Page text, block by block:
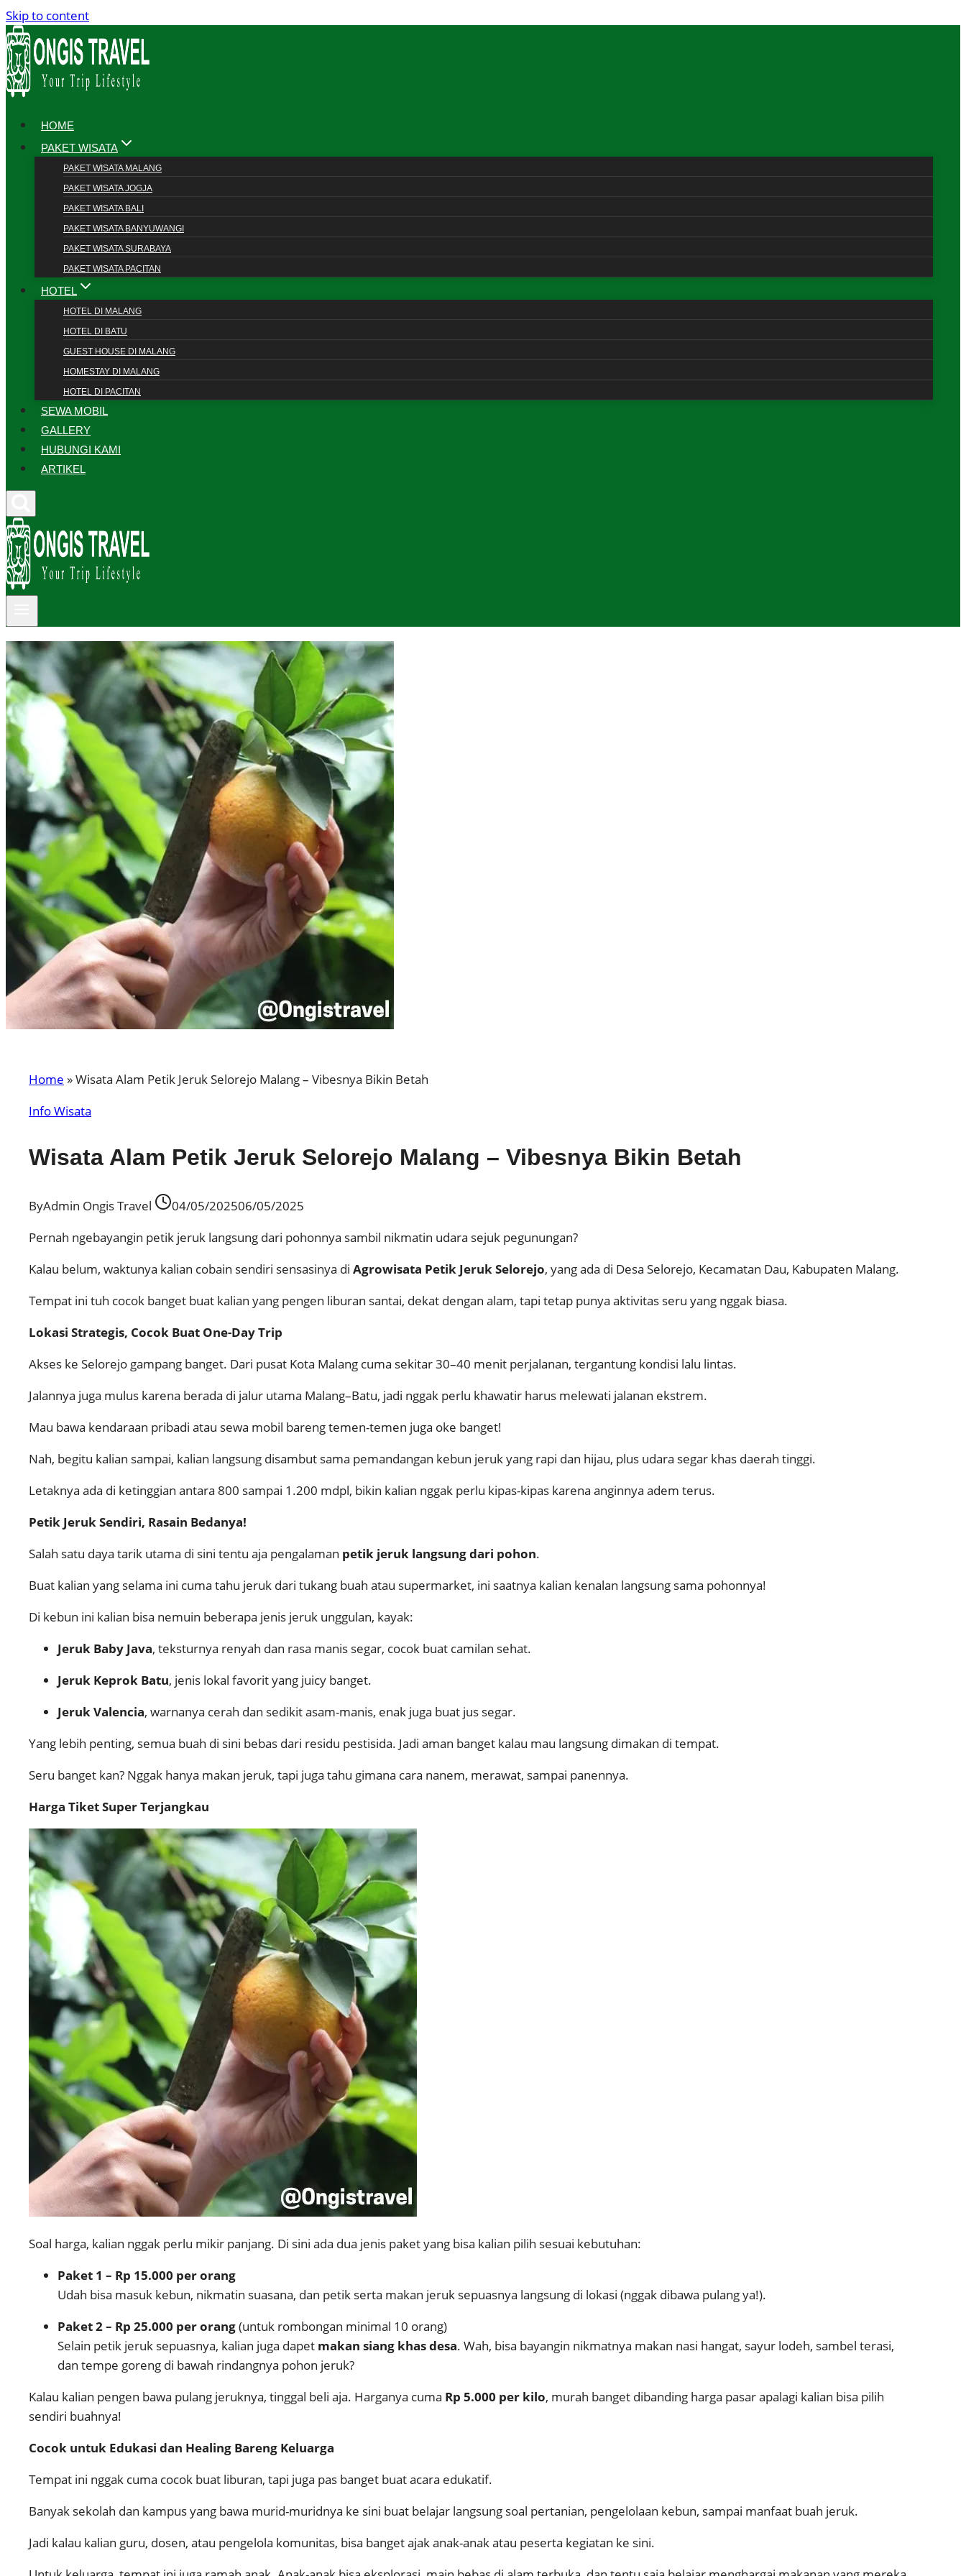
Skip to content
HOME
PAKET WISATA
PAKET WISATA MALANG
PAKET WISATA JOGJA
PAKET WISATA BALI
PAKET WISATA BANYUWANGI
PAKET WISATA SURABAYA
PAKET WISATA PACITAN
HOTEL
HOTEL DI MALANG
HOTEL DI BATU
GUEST HOUSE DI MALANG
HOMESTAY DI MALANG
HOTEL DI PACITAN
SEWA MOBIL
GALLERY
HUBUNGI KAMI
ARTIKEL
Home »Wisata Alam Petik Jeruk Selorejo Malang – Vibesnya Bikin Betah
Info Wisata
Wisata Alam Petik Jeruk Selorejo Malang – Vibesnya Bikin Betah
ByAdmin Ongis Travel 04/05/202506/05/2025
Pernah ngebayangin petik jeruk langsung dari pohonnya sambil nikmatin udara sejuk pegunungan?
Kalau belum, waktunya kalian cobain sendiri sensasinya di Agrowisata Petik Jeruk Selorejo, yang ada di Desa Selorejo, Kecamatan Dau, Kabupaten Malang.
Tempat ini tuh cocok banget buat kalian yang pengen liburan santai, dekat dengan alam, tapi tetap punya aktivitas seru yang nggak biasa.
Lokasi Strategis, Cocok Buat One-Day Trip
Akses ke Selorejo gampang banget. Dari pusat Kota Malang cuma sekitar 30–40 menit perjalanan, tergantung kondisi lalu lintas.
Jalannya juga mulus karena berada di jalur utama Malang–Batu, jadi nggak perlu khawatir harus melewati jalanan ekstrem.
Mau bawa kendaraan pribadi atau sewa mobil bareng temen-temen juga oke banget!
Nah, begitu kalian sampai, kalian langsung disambut sama pemandangan kebun jeruk yang rapi dan hijau, plus udara segar khas daerah tinggi.
Letaknya ada di ketinggian antara 800 sampai 1.200 mdpl, bikin kalian nggak perlu kipas-kipas karena anginnya adem terus.
Petik Jeruk Sendiri, Rasain Bedanya!
Salah satu daya tarik utama di sini tentu aja pengalaman petik jeruk langsung dari pohon.
Buat kalian yang selama ini cuma tahu jeruk dari tukang buah atau supermarket, ini saatnya kalian kenalan langsung sama pohonnya!
Di kebun ini kalian bisa nemuin beberapa jenis jeruk unggulan, kayak:
Jeruk Baby Java, teksturnya renyah dan rasa manis segar, cocok buat camilan sehat.
Jeruk Keprok Batu, jenis lokal favorit yang juicy banget.
Jeruk Valencia, warnanya cerah dan sedikit asam-manis, enak juga buat jus segar.
Yang lebih penting, semua buah di sini bebas dari residu pestisida. Jadi aman banget kalau mau langsung dimakan di tempat.
Seru banget kan? Nggak hanya makan jeruk, tapi juga tahu gimana cara nanem, merawat, sampai panennya.
Harga Tiket Super Terjangkau
Soal harga, kalian nggak perlu mikir panjang. Di sini ada dua jenis paket yang bisa kalian pilih sesuai kebutuhan:
Paket 1 – Rp 15.000 per orang
Udah bisa masuk kebun, nikmatin suasana, dan petik serta makan jeruk sepuasnya langsung di lokasi (nggak dibawa pulang ya!).
Paket 2 – Rp 25.000 per orang(untuk rombongan minimal 10 orang)
Selain petik jeruk sepuasnya, kalian juga dapet makan siang khas desa. Wah, bisa bayangin nikmatnya makan nasi hangat, sayur lodeh, sambel terasi,
dan tempe goreng di bawah rindangnya pohon jeruk?
Kalau kalian pengen bawa pulang jeruknya, tinggal beli aja. Harganya cuma Rp 5.000 per kilo, murah banget dibanding harga pasar apalagi kalian bisa pilih
sendiri buahnya!
Cocok untuk Edukasi dan Healing Bareng Keluarga
Tempat ini nggak cuma cocok buat liburan, tapi juga pas banget buat acara edukatif.
Banyak sekolah dan kampus yang bawa murid-muridnya ke sini buat belajar langsung soal pertanian, pengelolaan kebun, sampai manfaat buah jeruk.
Jadi kalau kalian guru, dosen, atau pengelola komunitas, bisa banget ajak anak-anak atau peserta kegiatan ke sini.